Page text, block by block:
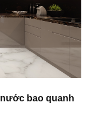
bao quanh